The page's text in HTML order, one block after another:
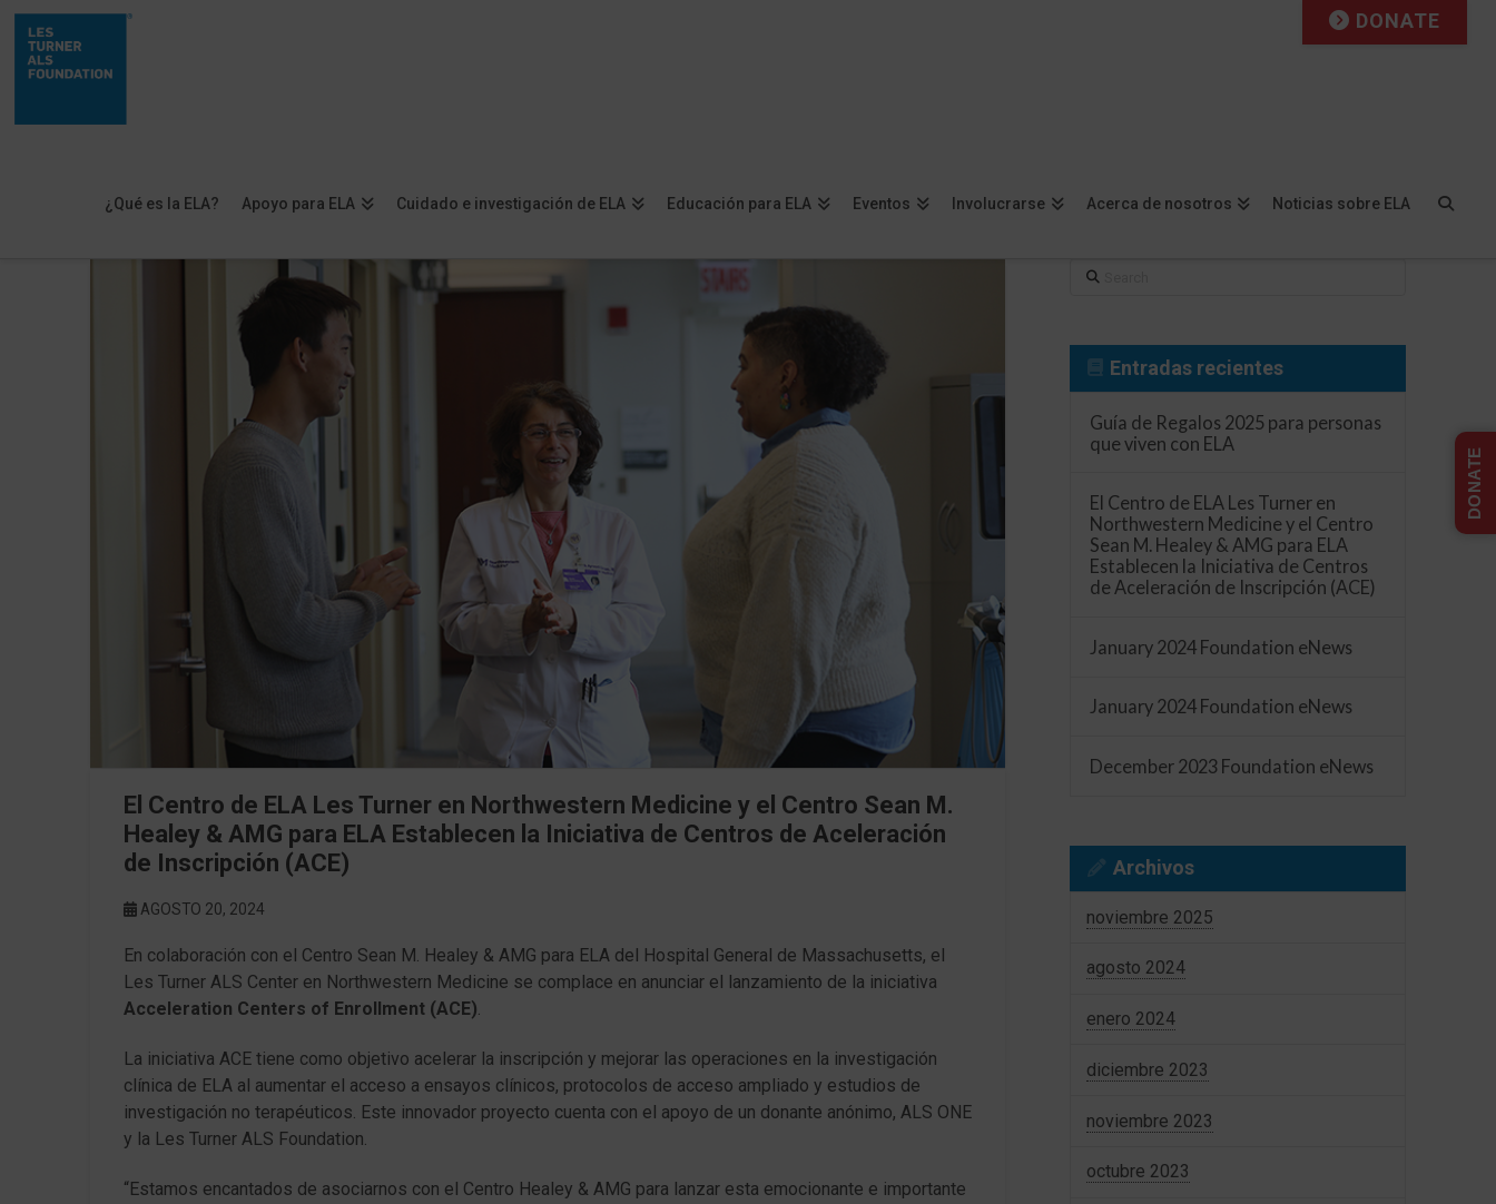
¿Qué es la ELA? Apoyo para ELA Cuidado e investigación de ELA Educación para ELA Eventos Involucrarse Acerca de nosotros Noticias sobre ELA
DONATE
El Centro de ELA Les Turner en Northwestern Medicine y el Centro Sean M.
Healey & AMG para ELA Establecen la Iniciativa de Centros de Aceleración
de Inscripción (ACE)
AGOSTO 20, 2024
En colaboración con el Centro Sean M. Healey & AMG para ELA del Hospital General de Massachusetts, el
Les Turner ALS Center en Northwestern Medicine se complace en anunciar el lanzamiento de la iniciativa
Acceleration Centers of Enrollment (ACE).
La iniciativa ACE tiene como objetivo acelerar la inscripción y mejorar las operaciones en la investigación
clínica de ELA al aumentar el acceso a ensayos clínicos, protocolos de acceso ampliado y estudios de
investigación no terapéuticos. Este innovador proyecto cuenta con el apoyo de un donante anónimo, ALS ONE
y la Les Turner ALS Foundation.
“Estamos encantados de asociarnos con el Centro Healey & AMG para lanzar esta emocionante e importante
Search
Entradas recientes
Guía de Regalos 2025 para personas
que viven con ELA
El Centro de ELA Les Turner en
Northwestern Medicine y el Centro
Sean M. Healey & AMG para ELA
Establecen la Iniciativa de Centros
de Aceleración de Inscripción (ACE)
January 2024 Foundation eNews
January 2024 Foundation eNews
December 2023 Foundation eNews
Archivos
noviembre 2025
agosto 2024
enero 2024
diciembre 2023
noviembre 2023
octubre 2023
DONATE